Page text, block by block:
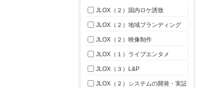
JLOX（２）国内ロケ誘致
JLOX（２）地域ブランディング
JLOX（２）映像制作
JLOX（１）ライブエンタメ
JLOX（３）L&P
JLOX（２）システムの開発・実証